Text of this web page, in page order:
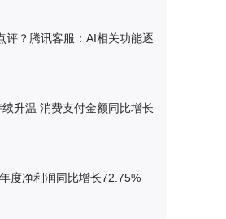
评？腾讯客服：AI相关功能逐
升温 消费支付金额同比增长
度净利润同比增长72.75%